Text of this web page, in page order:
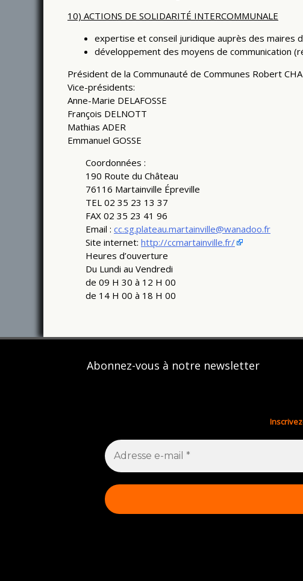
10) ACTIONS DE SOLIDARITÉ INTERCOMMUNALE
expertise et conseil juridique auprès des maires
développement des moyens de communication
Président de la Communauté de Communes Robert
Vice-présidents:
Anne-Marie DELAFOSSE
François DELNOTT
Mathias ADER
Emmanuel GOSSE
Coordonnées :
190 Route du Château
76116 Martainville Épreville
TEL 02 35 23 13 37
FAX 02 35 23 41 96
Email : cc.sg.plateau.martainville@wanadoo.fr
Site internet: http://ccmartainville.fr/
Heures d’ouverture
Du Lundi au Vendredi
de 09 H 30 à 12 H 00
de 14 H 00 à 18 H 00
Abonnez-vous à notre newsletter